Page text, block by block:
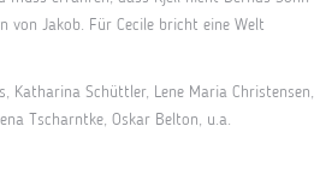
von Jakob. Für Cecile bricht eine Welt
Katharina Schüttler, Lene Maria Christensen,
Tscharntke, Oskar Belton, u.a.